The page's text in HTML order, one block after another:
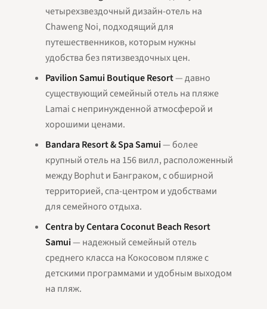
четырехзвездочный дизайн-отель на
Chaweng Noi, подходящий для
путешественников, которым нужны
удобства без пятизвездочных цен.
Pavilion Samui Boutique Resort— давно
существующий семейный отель на пляже
Lamai с непринужденной атмосферой и
хорошими ценами.
Bandara Resort & Spa Samui— более
крупный отель на 156 вилл, расположенный
между Bophut и Банграком, с обширной
территорией, спа-центром и удобствами
для семейного отдыха.
Centra by Centara Coconut Beach Resort
Samui— надежный семейный отель
среднего класса на Кокосовом пляже с
детскими программами и удобным выходом
на пляж.